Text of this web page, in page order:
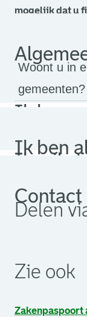
mogelijk dat u
Woont u in
Ik ben
Ik ben
Ik wil
Contact
Delen
Zie ook
Zakenpaspoort